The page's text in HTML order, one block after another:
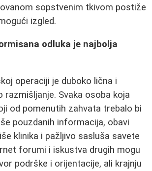
sopstvenim tkivom postiže
izgled.
odluka je najbolja
operaciji je duboko lična i
razmišljanje. Svaka osoba koja
od pomenutih zahvata trebalo bi
pouzdanih informacija, obavi
klinika i pažljivo sasluša savete
forumi i iskustva drugih mogu
podrške i orijentacije, ali krajnju